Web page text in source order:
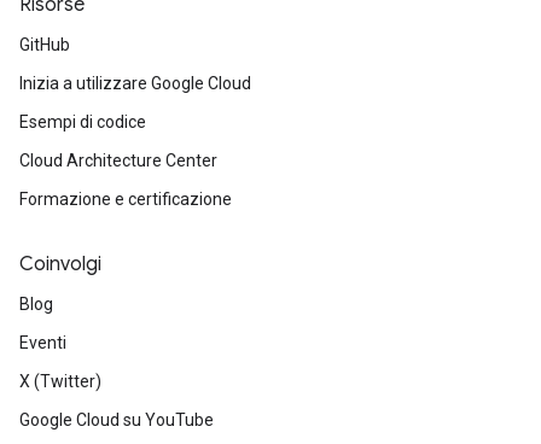
Risorse
GitHub
Inizia a utilizzare Google Cloud
Esempi di codice
Cloud Architecture Center
Formazione e certificazione
Coinvolgi
Blog
Eventi
X (Twitter)
Google Cloud su YouTube